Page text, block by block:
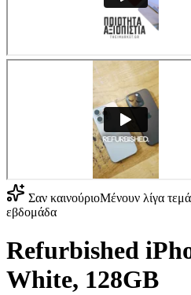
Σαν καινούριοΜένουν λίγα
εβδομάδα
Refurbished
White, 128GB